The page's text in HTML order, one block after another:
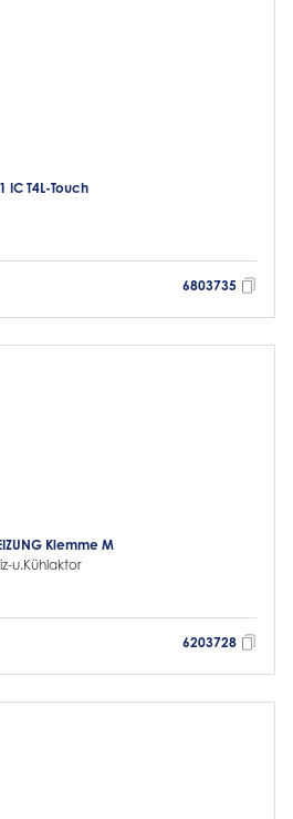
IC T4L-Touch
6803735
Klemme M
u.Kühlaktor
6203728